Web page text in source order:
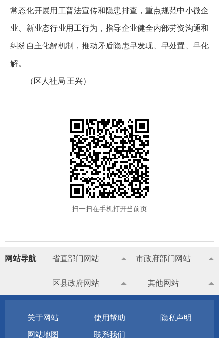
常态化开展用工普法宣传和隐患排查，重点规范中小微企
业、新业态行业用工行为，指导企业健全内部劳资沟通和
纠纷自主化解机制，推动矛盾隐患早发现、早处置、早化
解。
（区人社局 王兴）
扫一扫在手机打开当前页
网站导航 省直部门网站 市政府部门网站
区县政府网站 其他网站
关于网站 使用帮助
隐私声明
网站地图
联系我们